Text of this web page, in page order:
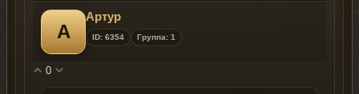
А
Артур
ID: 6354 Группа: 1
0